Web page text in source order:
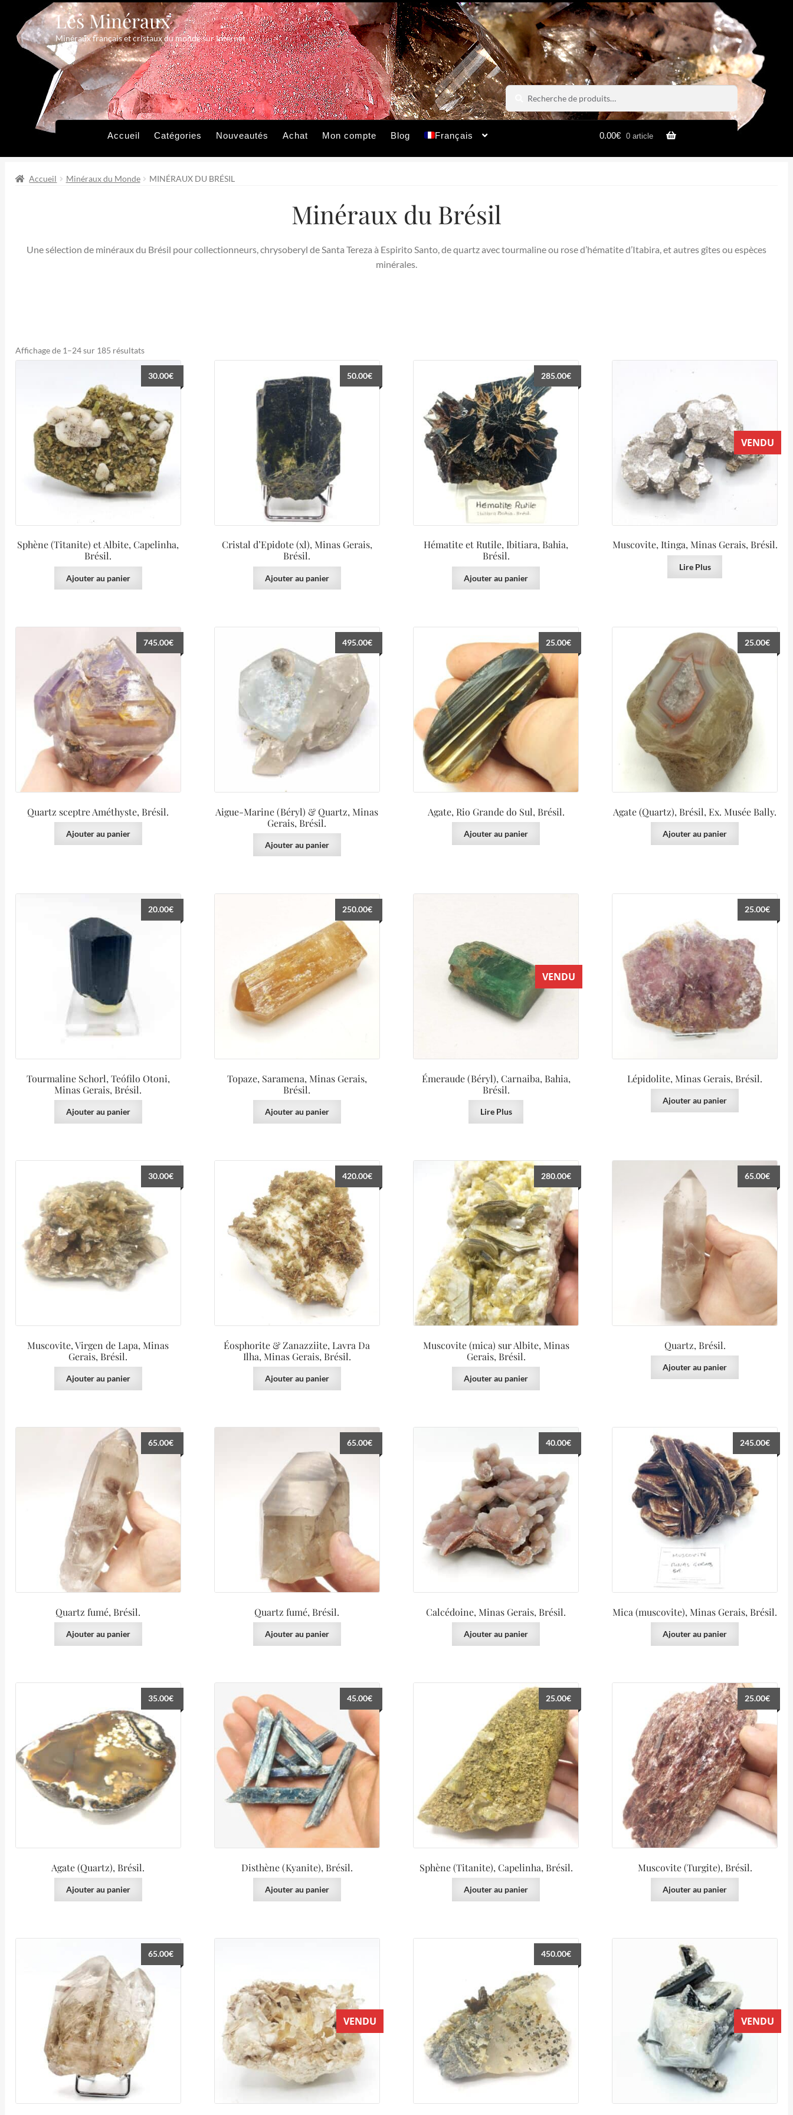
Aller
à
la
navigation
Aller
au
contenu
Les Minéraux
Minéraux français et cristaux du monde sur Internet
Recherche
pour :
Recherche
Accueil Catégories Nouveautés Achat Mon compte Blog Français 0.00€ 0 article
Accueil Minéraux du Monde MINÉRAUX DU BRÉSIL
Minéraux du Brésil
Une sélection de minéraux du Brésil pour collectionneurs, chrysoberyl de Santa Tereza à Espirito Santo, de quartz avec tourmaline ou rose d’hématite d’Itabira, et autres gîtes ou espèces
minérales.
Affichage de 1–24 sur 185 résultatsTrié
du
plus
récent
plus
ancien
Sphène (Titanite) et Albite, Capelinha,
Brésil.
30.00€
Ajouter au panier
Cristal d’Epidote (xl), Minas Gerais,
Brésil.
50.00€
Ajouter au panier
Hématite et Rutile, Ibitiara, Bahia,
Brésil.
285.00€
Ajouter au panier
VENDU
Muscovite, Itinga, Minas Gerais, Brésil.
Lire Plus
Quartz sceptre Améthyste, Brésil.
745.00€
Ajouter au panier
Aigue-Marine (Béryl) & Quartz, Minas
Gerais, Brésil.
495.00€
Ajouter au panier
Agate, Rio Grande do Sul, Brésil.
25.00€
Ajouter au panier
Agate (Quartz), Brésil, Ex. Musée Bally.
25.00€
Ajouter au panier
Tourmaline Schorl, Teófilo Otoni,
Minas Gerais, Brésil.
20.00€
Ajouter au panier
Topaze, Saramena, Minas Gerais,
Brésil.
250.00€
Ajouter au panier
VENDU
Émeraude (Béryl), Carnaiba, Bahia,
Brésil.
Lire Plus
Lépidolite, Minas Gerais, Brésil.
25.00€
Ajouter au panier
Muscovite, Virgen de Lapa, Minas
Gerais, Brésil.
30.00€
Ajouter au panier
Éosphorite & Zanazziite, Lavra Da
Ilha, Minas Gerais, Brésil.
420.00€
Ajouter au panier
Muscovite (mica) sur Albite, Minas
Gerais, Brésil.
280.00€
Ajouter au panier
Quartz, Brésil.
65.00€
Ajouter au panier
Quartz fumé, Brésil.
65.00€
Ajouter au panier
Quartz fumé, Brésil.
65.00€
Ajouter au panier
Calcédoine, Minas Gerais, Brésil.
40.00€
Ajouter au panier
Mica (muscovite), Minas Gerais, Brésil.
245.00€
Ajouter au panier
Agate (Quartz), Brésil.
35.00€
Ajouter au panier
Disthène (Kyanite), Brésil.
45.00€
Ajouter au panier
Sphène (Titanite), Capelinha, Brésil.
25.00€
Ajouter au panier
Muscovite (Turgite), Brésil.
25.00€
Ajouter au panier
65.00€
VENDU
450.00€
VENDU